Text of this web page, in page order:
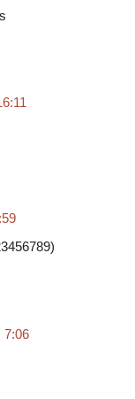
7:06